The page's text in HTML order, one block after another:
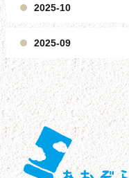
2025-10
2025-09